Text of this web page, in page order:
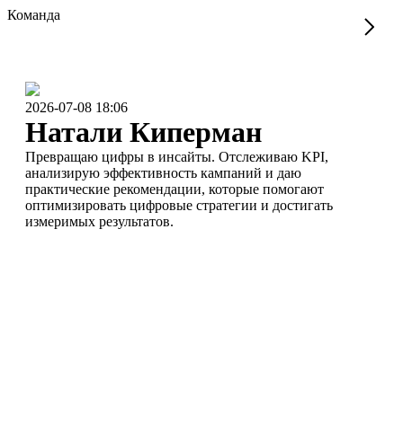
Команда
2026-07-08 18:06
Натали Киперман
Превращаю цифры в инсайты. Отслеживаю KPI,
анализирую эффективность кампаний и даю
практические рекомендации, которые помогают
оптимизировать цифровые стратегии и достигать
измеримых результатов.